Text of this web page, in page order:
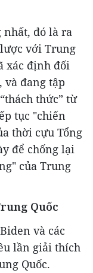
nhất, đó là ra
với Trung
xác định đối
và đang tập
thức” từ
tục "chiến
thời cựu Tổng
để chống lại
của Trung
Quốc
và các
lần giải thích
Quốc.